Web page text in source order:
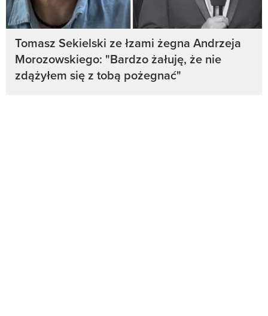
Tomasz Sekielski ze łzami żegna Andrzeja
Morozowskiego: "Bardzo żałuję, że nie
zdążyłem się z tobą pożegnać"